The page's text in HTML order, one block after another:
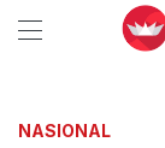
NASIONAL